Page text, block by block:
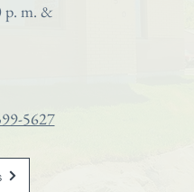
p. m. &
5627